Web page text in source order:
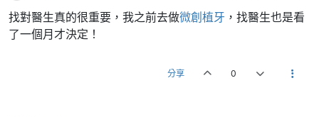
找對醫生真的很重要，我之前去做微創植牙 ，找醫生也是看
了一個月才決定！
分享 0